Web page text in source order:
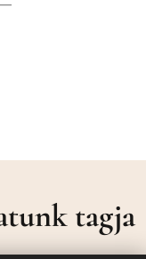
tagja